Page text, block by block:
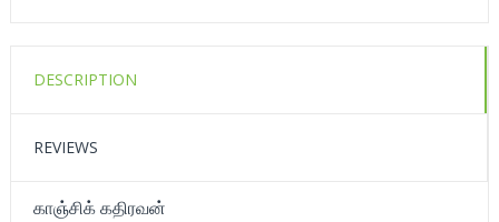
DESCRIPTION
REVIEWS
காஞ்சிக் கதிரவன்